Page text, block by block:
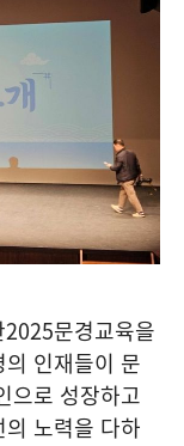
2025문경교육을
의 인재들이 문
으로 성장하고
노력을 다하